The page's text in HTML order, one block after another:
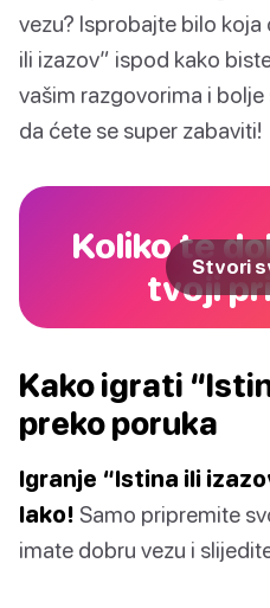
vezu? Isprobajte bilo
ili izazov” ispod kako
vašim razgovorima i
da ćete se super zabaviti!
Koliko te
tvojiStvori
Kako igrati
preko poruka
Igranje “Istina ili
lako! Samo pripremite
imate dobru vezu i